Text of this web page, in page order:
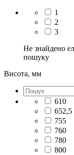
1
2
3
Не знайдено
пошуку
Висота, мм
610
652,5
755
760
780
800